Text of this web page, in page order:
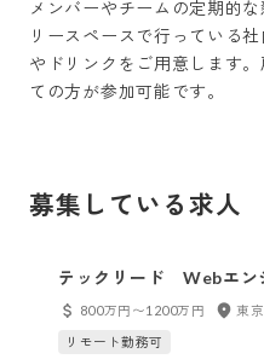
メンバーやチームの定期的
リースペースで行っている
やドリンクをご用意します
ての方が参加可能です。
募集している求人
テックリード Webエン
BUYMA
800万円〜1200万円
東
リモート勤務可